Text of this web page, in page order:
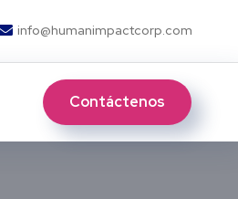
info@humanimpactcorp.com
Contáctenos